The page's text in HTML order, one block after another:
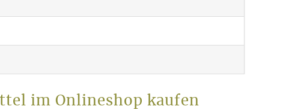
im Onlineshop kaufen